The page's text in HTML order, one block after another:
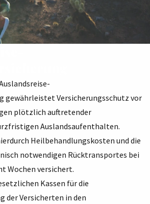
gewährleistet Versicherungsschutz vor
plötzlich auftretender
Auslandsaufenthalten.
Heilbehandlungskosten und die
notwendigen Rücktransportes bei
Wochen versichert.
Kassen für die
der Versicherten in den